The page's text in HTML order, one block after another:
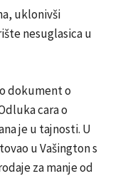
uklonivši
nesuglasica u
dokument o
cara o
je u tajnosti. U
u Vašington s
za manje od